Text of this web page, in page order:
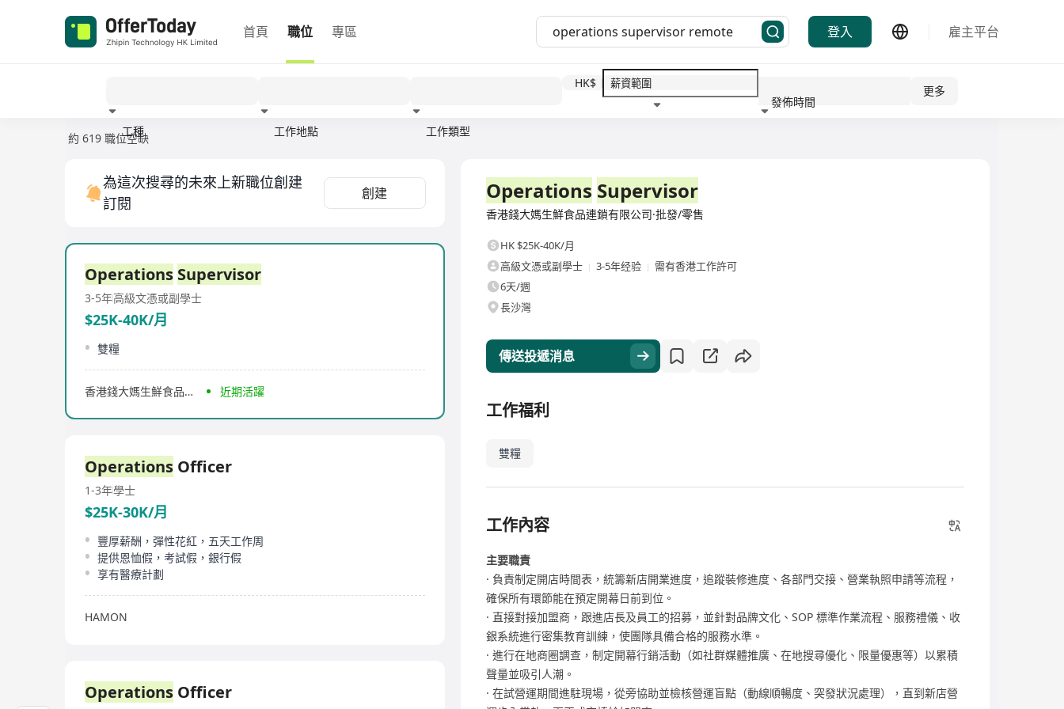
首頁 職位 專區 登入 雇主平台
工種 工作地點 工作類型
HK$
發佈時間
更多
約 619 職位空缺
為這次搜尋的未來上新職位創建
訂閱
創建
Operations Supervisor
3-5年高級文憑或副學士
$25K-40K/月
雙糧
香港錢大媽生鮮食品連鎖有限公司 近期活躍
Operations Officer
1-3年學士
$25K-30K/月
豐厚薪酬，彈性花紅，五天工作周
提供恩恤假，考試假，銀行假
享有醫療計劃
HAMON
Operations Officer
Operations Supervisor
香港錢大媽生鮮食品連鎖有限公司·批發/零售
HK $25K-40K/月
高級文憑或副學士
3-5年经验
需有香港工作許可
6天/週
長沙灣
傳送投遞消息
工作福利
雙糧
工作內容
主要職責
· 負責制定開店時間表，統籌新店開業進度，追蹤裝修進度、各部門交接、營業執照申請等流程，
確保所有環節能在預定開幕日前到位。
· 直接對接加盟商，跟進店長及員工的招募，並針對品牌文化、SOP 標準作業流程、服務禮儀、收
銀系統進行密集教育訓練，使團隊具備合格的服務水準。
· 進行在地商圈調查，制定開幕行銷活動（如社群媒體推廣、在地搜尋優化、限量優惠等）以累積
聲量並吸引人潮。
· 在試營運期間進駐現場，從旁協助並檢核營運盲點（動線順暢度、突發狀況處理），直到新店營